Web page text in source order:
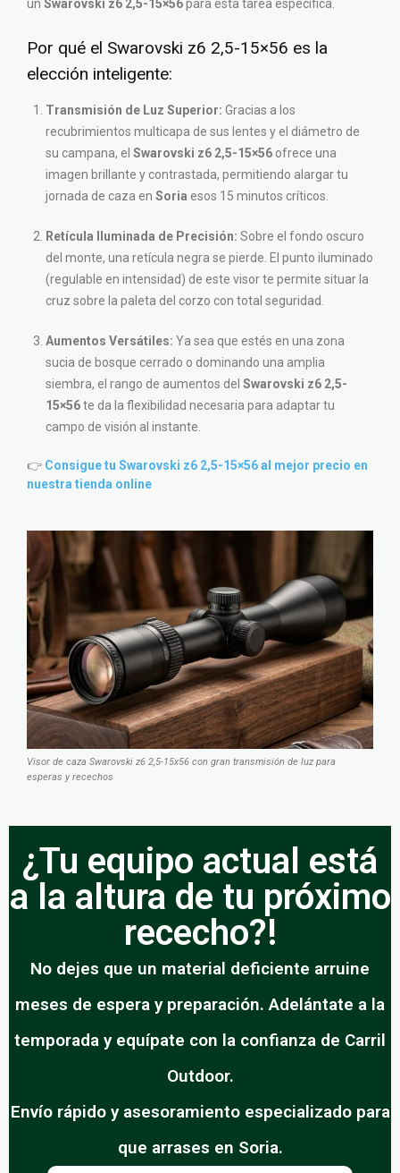
un Swarovski z6 2,5-15×56para esta tarea específica.
Por qué el Swarovski z6 2,5-15×56 es la
elección inteligente:
Transmisión de Luz Superior: Gracias a los
recubrimientos multicapa de sus lentes y el diámetro de
su campana, el Swarovski z6 2,5-15×56 ofrece una
imagen brillante y contrastada, permitiendo alargar tu
jornada de caza en Soria esos 15 minutos críticos.
Retícula Iluminada de Precisión: Sobre el fondo oscuro
del monte, una retícula negra se pierde. El punto iluminado
(regulable en intensidad) de este visor te permite situar la
cruz sobre la paleta del corzo con total seguridad.
Aumentos Versátiles: Ya sea que estés en una zona
sucia de bosque cerrado o dominando una amplia
siembra, el rango de aumentos del Swarovski z6 2,5-
15×56te da la flexibilidad necesaria para adaptar tu
campo de visión al instante.
👉 Consigue tu Swarovski z6 2,5-15×56 al mejor precio en
nuestra tienda online
Visor de caza Swarovski z6 2,5-15x56 con gran transmisión de luz para
esperas y recechos
¿Tu equipo actual está
a la altura de tu próximo
rececho?!
No dejes que un material deficiente arruine
meses de espera y preparación. Adelántate a la
temporada y equípate con la confianza de Carril
Outdoor.
Envío rápido y asesoramiento especializado para
que arrases en Soria.